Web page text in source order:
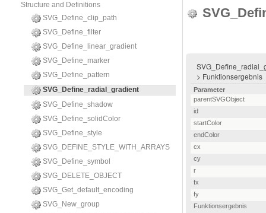
Structure and Definitions
SVG_Define_clip_path
SVG_Define_filter
SVG_Define_linear_gradient
SVG_Define_marker
SVG_Define_pattern
SVG_Define_radial_gradient
SVG_Define_shadow
SVG_Define_solidColor
SVG_Define_style
SVG_DEFINE_STYLE_WITH_ARRAYS
SVG_Define_symbol
SVG_DELETE_OBJECT
SVG_Get_default_encoding
SVG_New_group
> Funktionsergebnis
Parameter
parentSVGObject
id
startColor
endColor
cx
cy
r
fx
fy
Funktionsergebnis